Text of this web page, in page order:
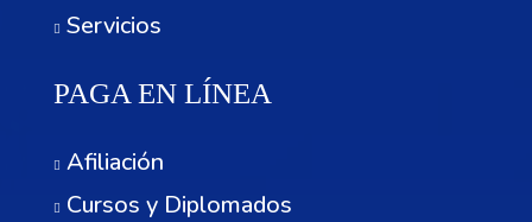
Servicios
PAGA EN LÍNEA
Afiliación
Cursos y Diplomados